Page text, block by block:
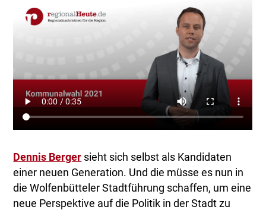
Dennis Berger sieht sich selbst als Kandidaten
einer neuen Generation. Und die müsse es nun in
die Wolfenbütteler Stadtführung schaffen, um eine
neue Perspektive auf die Politik in der Stadt zu